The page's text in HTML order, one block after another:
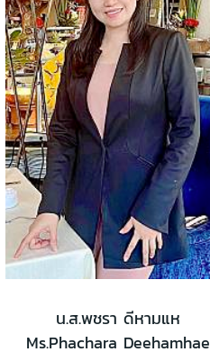
น.ส.พชรา ดีหามแห
Ms.Phachara Deehamhae